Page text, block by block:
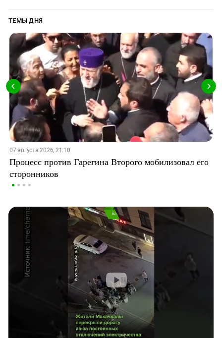
ТЕМЫ ДНЯ
07 августа 2026, 21:10
Процесс против Гарегина Второго мобилизовал его
сторонников